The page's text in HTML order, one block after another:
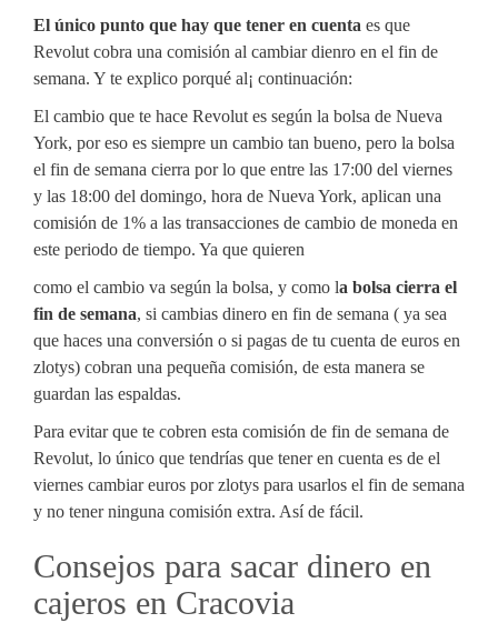
El único punto que hay que tener en cuenta es que
Revolut cobra una comisión al cambiar dienro en el fin de
semana. Y te explico porqué al¡ continuación:
El cambio que te hace Revolut es según la bolsa de Nueva
York, por eso es siempre un cambio tan bueno, pero la bolsa
el fin de semana cierra por lo que entre las 17:00 del viernes
y las 18:00 del domingo, hora de Nueva York, aplican una
comisión de 1% a las transacciones de cambio de moneda en
este periodo de tiempo. Ya que quieren
como el cambio va según la bolsa, y como la bolsa cierra el
fin de semana, si cambias dinero en fin de semana ( ya sea
que haces una conversión o si pagas de tu cuenta de euros en
zlotys) cobran una pequeña comisión, de esta manera se
guardan las espaldas.
Para evitar que te cobren esta comisión de fin de semana de
Revolut, lo único que tendrías que tener en cuenta es de el
viernes cambiar euros por zlotys para usarlos el fin de semana
y no tener ninguna comisión extra. Así de fácil.
Consejos para sacar dinero en
cajeros en Cracovia